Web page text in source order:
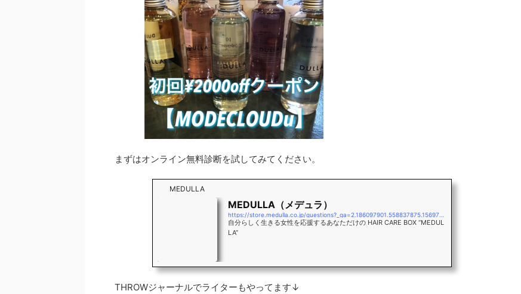
まずはオンライン無料診断を試してみてください。
MEDULLA
MEDULLA（メデュラ）
自分らしく生きる女性を応援するあなただけの HAIR CARE BOX “MEDUL
LA”
THROWジャーナルでライターもやってます↓